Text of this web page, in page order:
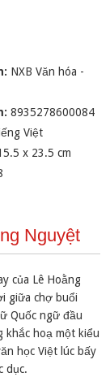
NXB Văn hóa -
8935278600084
Việt
x 23.5 cm
Nguyệt
của Lê Hoằng
giữa chợ buổi
Quốc ngữ đầu
khắc hoạ một kiểu
học Việt lúc bấy
dục.